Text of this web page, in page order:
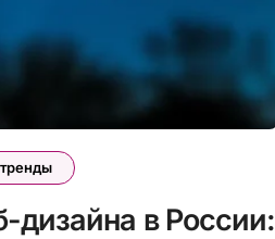
дизайна в России: